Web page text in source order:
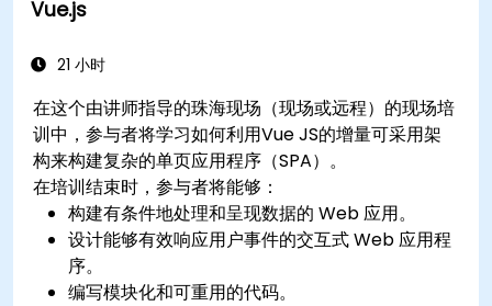
Vue.js
21 小时
在这个由讲师指导的珠海现场（现场或远程）的现场培
训中，参与者将学习如何利用Vue JS的增量可采用架
构来构建复杂的单页应用程序（SPA）。
在培训结束时，参与者将能够：
构建有条件地处理和呈现数据的 Web 应用。
设计能够有效响应用户事件的交互式 Web 应用程
序。
编写模块化和可重用的代码。